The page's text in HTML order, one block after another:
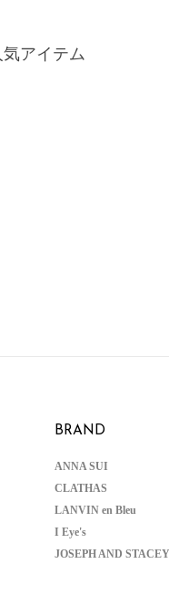
アイテム
BRAND
ANNA SUI
CLATHAS
LANVIN en Bleu
I Eye's
JOSEPH AND STACEY